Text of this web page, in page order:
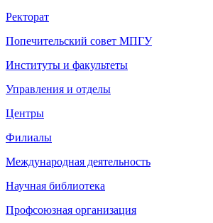
Ректорат
Попечительский совет МПГУ
Институты и факультеты
Управления и отделы
Центры
Филиалы
Международная деятельность
Научная библиотека
Профсоюзная организация